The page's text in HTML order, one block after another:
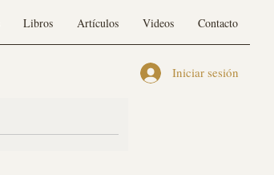
Libros Artículos Videos Contacto
Iniciar sesión